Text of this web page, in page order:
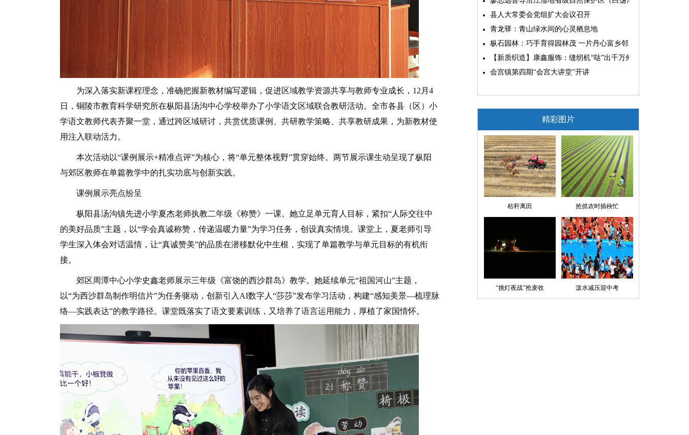
为深入落实新课程理念，准确把握新教材编写逻辑，促进区域教学资源共享与教师专业成长，12月4
日，铜陵市教育科学研究所在枞阳县汤沟中心学校举办了小学语文区域联合教研活动。全市各县（区）小
学语文教师代表齐聚一堂，通过跨区域研讨，共赏优质课例、共研教学策略、共享教研成果，为新教材使
用注入联动活力。
本次活动以“课例展示+精准点评”为核心，将“单元整体视野”贯穿始终。两节展示课生动呈现了枞阳
与郊区教师在单篇教学中的扎实功底与创新实践。
课例展示亮点纷呈
枞阳县汤沟镇先进小学夏杰老师执教二年级《称赞》一课。她立足单元育人目标，紧扣“人际交往中
的美好品质”主题，以“学会真诚称赞，传递温暖力量”为学习任务，创设真实情境。课堂上，夏老师引导
学生深入体会对话温情，让“真诚赞美”的品质在潜移默化中生根，实现了单篇教学与单元目标的有机衔
接。
郊区周潭中心小学史鑫老师展示三年级《富饶的西沙群岛》教学。她延续单元“祖国河山”主题，
以“为西沙群岛制作明信片”为任务驱动，创新引入AI数字人“莎莎”发布学习活动，构建“感知美景—梳理脉
络—实践表达”的教学路径。课堂既落实了语文要素训练，又培养了语言运用能力，厚植了家国情怀。
县人大常委会党组扩大会议召开
青龙驿：青山绿水间的心灵栖息地
枞石园林：巧手育得园林茂 一片丹心富乡邻
【新质织造】康鑫服饰：缝纫机“哒”出千万外贸大生意
会宫镇第四期“会宫大讲堂”开讲
精彩图片
秸秆离田 抢抓农时插秧忙
“挑灯夜战”抢麦收 泼水减压迎中考